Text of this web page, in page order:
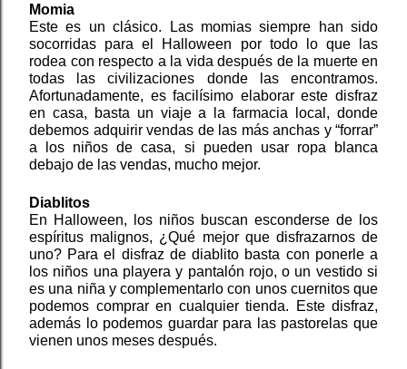
Momia
Este es un clásico. Las momias siempre han sido
socorridas para el Halloween por todo lo que las
rodea con respecto a la vida después de la muerte en
todas las civilizaciones donde las encontramos.
Afortunadamente, es facilísimo elaborar este disfraz
en casa, basta un viaje a la farmacia local, donde
debemos adquirir vendas de las más anchas y “forrar”
a los niños de casa, si pueden usar ropa blanca
debajo de las vendas, mucho mejor.
Diablitos
En Halloween, los niños buscan esconderse de los
espíritus malignos, ¿Qué mejor que disfrazarnos de
uno? Para el disfraz de diablito basta con ponerle a
los niños una playera y pantalón rojo, o un vestido si
es una niña y complementarlo con unos cuernitos que
podemos comprar en cualquier tienda. Este disfraz,
además lo podemos guardar para las pastorelas que
vienen unos meses después.